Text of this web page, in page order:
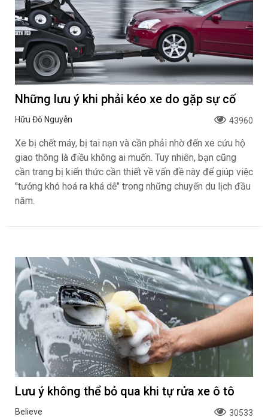
Những lưu ý khi phải kéo xe do gặp sự cố
Hữu Đô Nguyễn 43960
Xe bị chết máy, bị tai nạn và cần phải nhờ đến xe cứu hộ
giao thông là điều không ai muốn. Tuy nhiên, bạn cũng
cần trang bị kiến thức cần thiết về vấn đề này để giúp việc
"tưởng khó hoá ra khá dễ" trong những chuyến du lịch đầu
năm.
Lưu ý không thể bỏ qua khi tự rửa xe ô tô
Believe 30533